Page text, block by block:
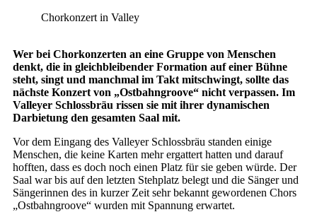
Chorkonzert in Valley
Wer bei Chorkonzerten an eine Gruppe von Menschen
denkt, die in gleichbleibender Formation auf einer Bühne
steht, singt und manchmal im Takt mitschwingt, sollte das
nächste Konzert von „Ostbahngroove“ nicht verpassen. Im
Valleyer Schlossbräu rissen sie mit ihrer dynamischen
Darbietung den gesamten Saal mit.
Vor dem Eingang des Valleyer Schlossbräu standen einige
Menschen, die keine Karten mehr ergattert hatten und darauf
hofften, dass es doch noch einen Platz für sie geben würde. Der
Saal war bis auf den letzten Stehplatz belegt und die Sänger und
Sängerinnen des in kurzer Zeit sehr bekannt gewordenen Chors
„Ostbahngroove“ wurden mit Spannung erwartet.